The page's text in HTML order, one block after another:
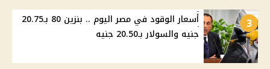
3
أسعار الوقود في مصر اليوم .. بنزين 80 بـ20.75
جنيه والسولار بـ20.50 جنيه